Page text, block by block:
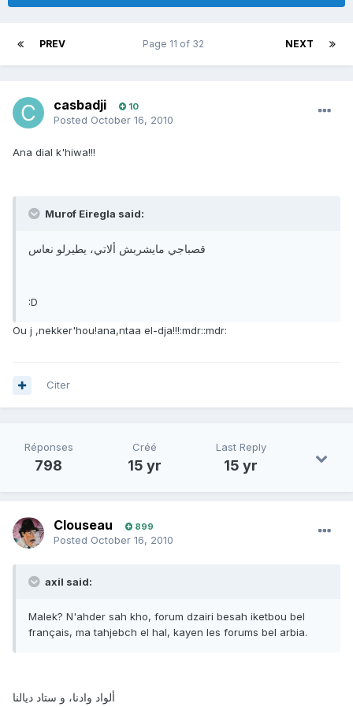
PREV NEXT
Page 11 of 32
casbadji 10
Posted October 16, 2010
Ana dial k'hiwa!!!
Murof Eiregla said:
قصباجي مايشربش ألاتي، يطيرلو نعاس
:D
Ou j ,nekker'hou!ana,ntaa el-dja!!!:mdr::mdr:
Citer
Réponses
798
Créé
15 yr
Last Reply
15 yr
Clouseau 899
Posted October 16, 2010
axil said:
Malek? N'ahder sah kho, forum dzairi besah iketbou bel
français, ma tahjebch el hal, kayen les forums bel arbia.
ألواد وادنا، و ستاد ديالنا